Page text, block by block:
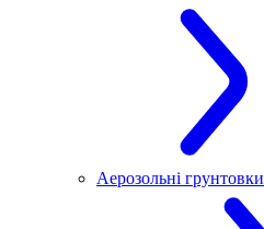
Аерозольні грунтовки